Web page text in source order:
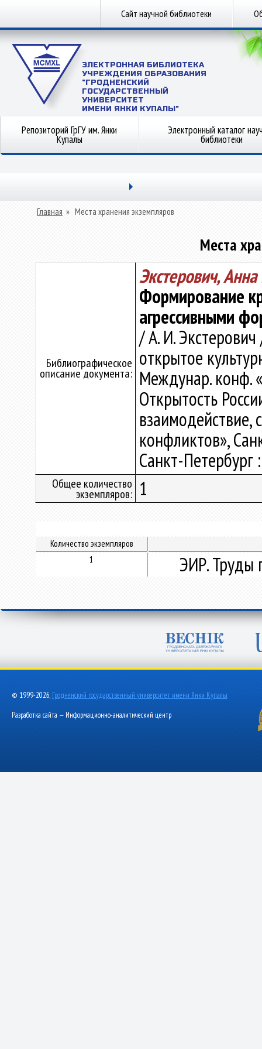
Сайт научной библиотеки
ЭЛЕКТРОННАЯ БИБЛИОТЕКА
УЧРЕЖДЕНИЯ ОБРАЗОВАНИЯ
"ГРОДНЕНСКИЙ
ГОСУДАРСТВЕННЫЙ
УНИВЕРСИТЕТ
ИМЕНИ ЯНКИ КУПАЛЫ"
Репозиторий ГрГУ им. Янки
Купалы
Электронный каталог
библиотеки
Главная » Места хранения экземпляров
Места
Библиографическое
описание документа:
Экстерович,
Формирование
агрессивными
/ А. И.
открытое
Междунар. конф.
Открытость
взаимодействие,
конфликтов»,
Санкт-Петербург
Общее количество
экземпляров: 1
Количество экземпляров
1
ЭИР. Труды
© 1999-2026, Гродненский государственный университет имени Янки Купалы
Разработка сайта — Информационно-аналитический центр